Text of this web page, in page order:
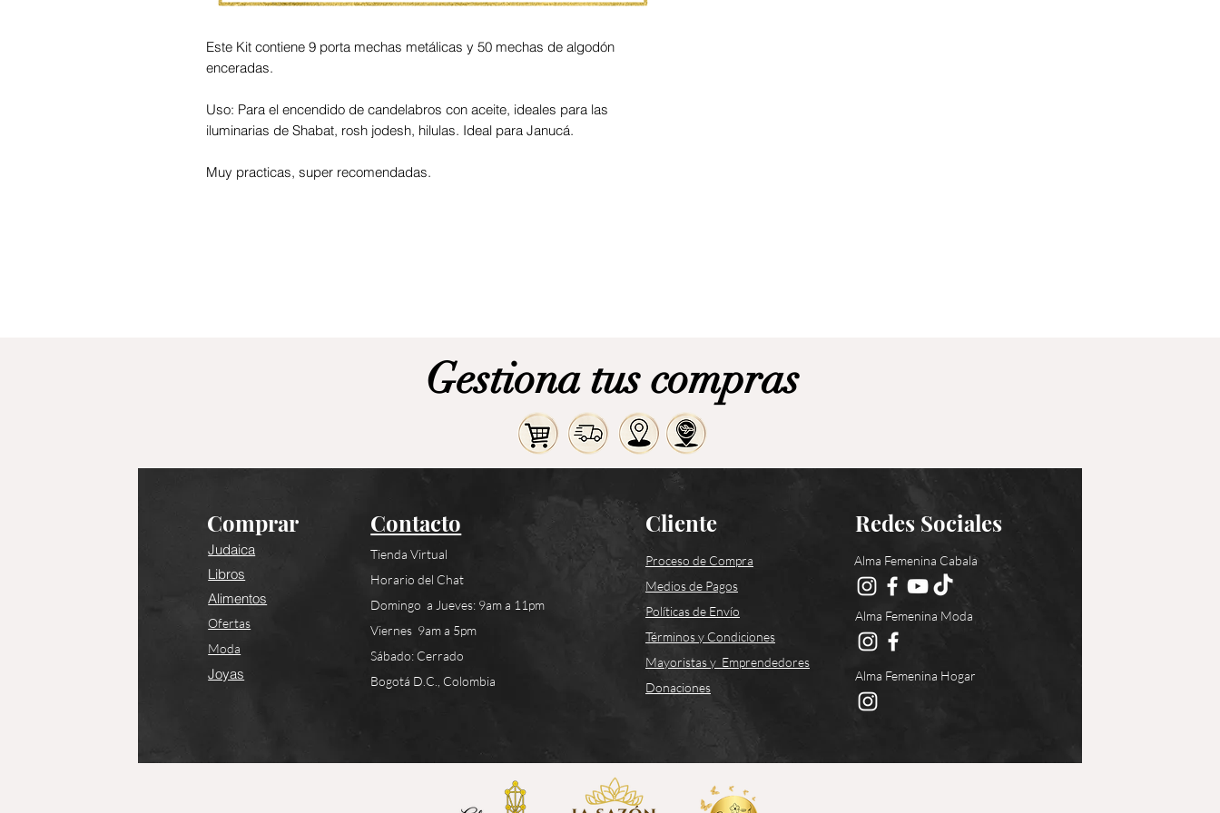
Este Kit contiene 9 porta mechas metálicas y 50 mechas de algodón
enceradas.
Uso: Para el encendido de candelabros con aceite, ideales para las
iluminarias de Shabat, rosh jodesh, hilulas. Ideal para Janucá.
Muy practicas, super recomendadas.
Gestiona tus compras
Comprar
Judaica
Libros
Alimentos
Ofertas
Moda
Joyas
Contacto
Tienda Virtual
Horario del Chat
Domingo a Jueves: 9am a 11pm
Viernes 9am a 5pm
Sábado: Cerrado
Bogotá D.C., Colombia
Cliente
Proceso de Compra
Medios de Pagos
Políticas de Envío
Términos y Condiciones
Mayoristas y Emprendedores
Donaciones
Redes Sociales
Alma Femenina Cabala
Alma Femenina Moda
Alma Femenina Hogar